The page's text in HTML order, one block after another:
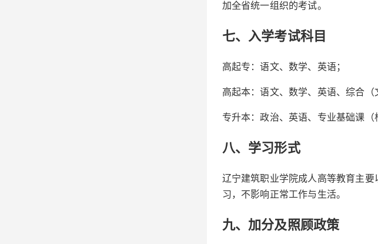
加全省统一组织的考试。
七、入学考试科目
高起专：语文、数学、英语；
高起本：语文、数学、英语、综合（
专升本：政治、英语、专业基础课（
八、学习形式
辽宁建筑职业学院成人高等教育主
习，不影响正常工作与生活。
九、加分及照顾政策